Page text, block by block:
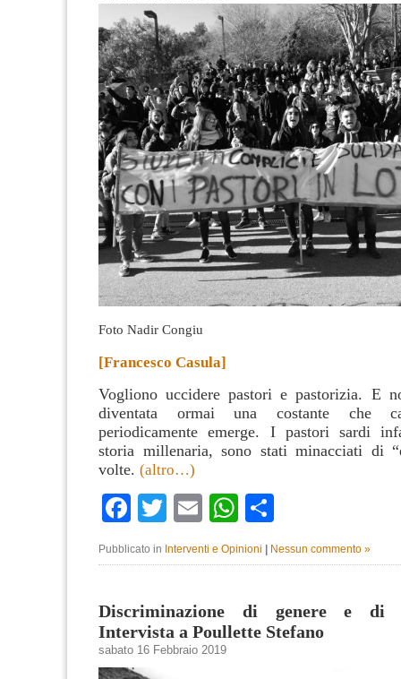
Foto Nadir Congiu
[Francesco Casula]
Vogliono uccidere pastori e pastorizia. E
diventata ormai una costante che
periodicamente emerge. I pastori sardi
storia millenaria, sono stati minacciati di
volte. (altro…)
Facebook
TwitterEmailWhatsApp
Pubblicato in Interventi e Opinioni Nessun commento »
Discriminazione di genere e di
Intervista a Poullette Stefano
sabato 16 Febbraio 2019